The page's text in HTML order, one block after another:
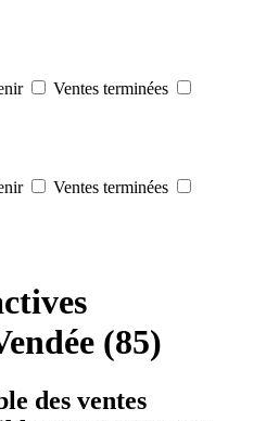
Ventes terminées
Ventes terminées
(85)
des ventes